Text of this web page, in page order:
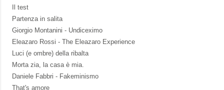
Il test
Partenza in salita
Giorgio Montanini - Undiceximo
Eleazaro Rossi - The Eleazaro Experience
Luci (e ombre) della ribalta
Morta zia, la casa è mia.
Daniele Fabbri - Fakeminismo
That's amore